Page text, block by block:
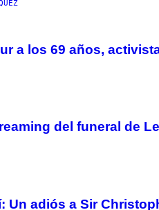
a los 69 años,
del funeral de
Un adiós a Sir